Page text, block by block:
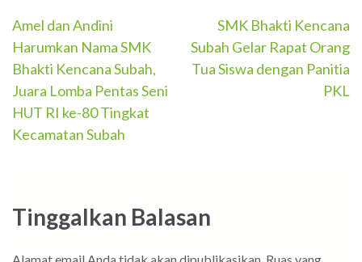
Navigasi
pos
Amel dan Andini
Harumkan Nama SMK
Bhakti Kencana Subah,
Juara Lomba Pentas Seni
HUT RI ke-80 Tingkat
Kecamatan Subah
SMK Bhakti Kencana
Subah Gelar Rapat Orang
Tua Siswa dengan Panitia
PKL
Tinggalkan Balasan